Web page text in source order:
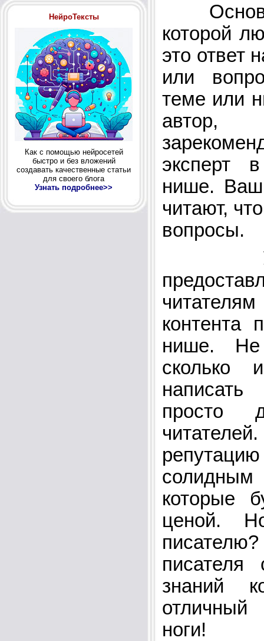
НейроТексты
Как с помощью нейросетей
быстро и без вложений
создавать качественные статьи
для своего блога
Узнать подробнее>>
которой
это ответ
или
теме или
эксперт
нише.
читают,
вопросы.
контента
нише.
сколько
просто
которые
ценой.
знаний
ноги!